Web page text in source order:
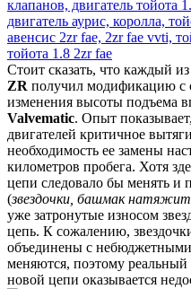
Стоит сказать, что каждый
ZR получил модификацию с
изменения высоты подъема
Valvematic. Опыт
двигателей критичное
необходимость ее замены
километров пробега. Хотя
цепи следовало бы менять
(звездочки, башмак
уже затронутые износом
цепь. К сожалению,
объединены с
меняются, поэтому реальный
новой цепи оказывается